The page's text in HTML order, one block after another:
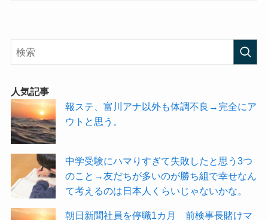
人気記事
報ステ、富川アナ以外も体調不良→完全にア
ウトと思う。
中学受験にハマりすぎて失敗したと思う3つ
のこと→友だちが多いのが勝ち組で幸せなん
て考えるのは日本人くらいじゃないかな。
朝日新聞社員を停職1カ月 前検事長賭けマ